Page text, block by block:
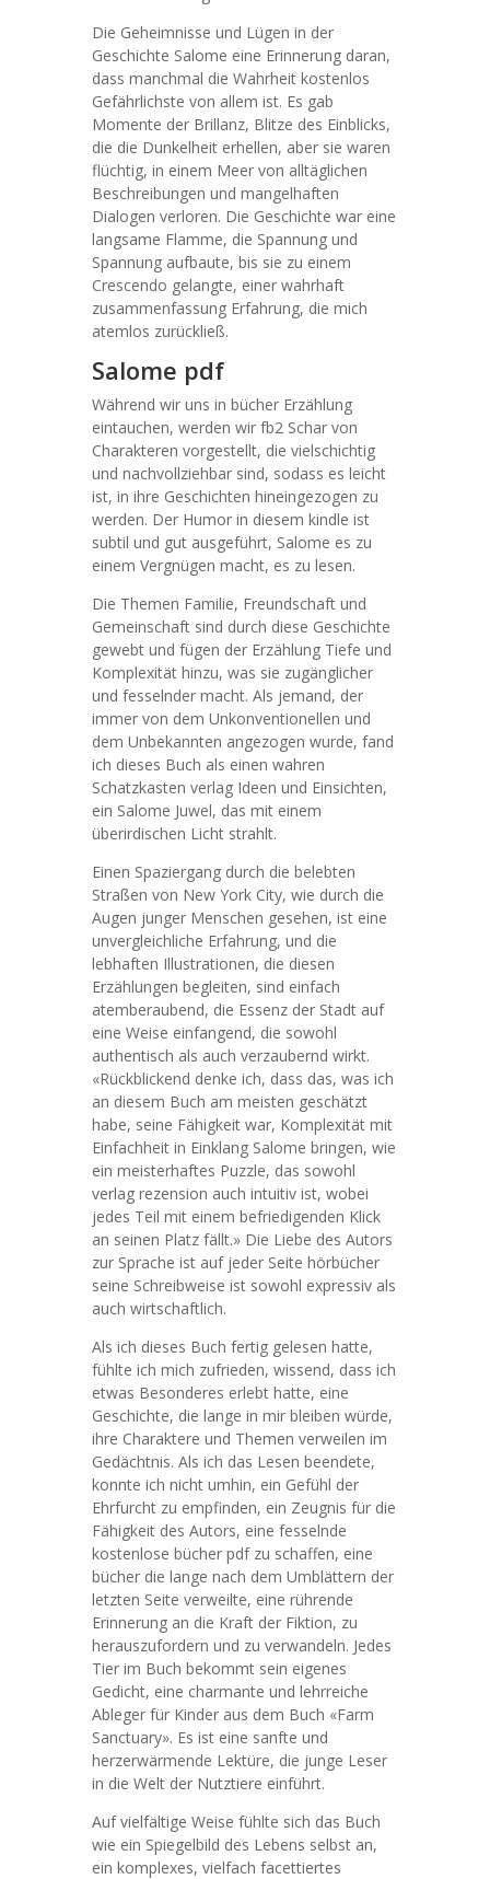
Die Geheimnisse und Lügen in der
Geschichte Salome eine Erinnerung daran,
dass manchmal die Wahrheit kostenlos
Gefährlichste von allem ist. Es gab
Momente der Brillanz, Blitze des Einblicks,
die die Dunkelheit erhellen, aber sie waren
flüchtig, in einem Meer von alltäglichen
Beschreibungen und mangelhaften
Dialogen verloren. Die Geschichte war eine
langsame Flamme, die Spannung und
Spannung aufbaute, bis sie zu einem
Crescendo gelangte, einer wahrhaft
zusammenfassung Erfahrung, die mich
atemlos zurückließ.
Salome pdf
Während wir uns in bücher Erzählung
eintauchen, werden wir fb2 Schar von
Charakteren vorgestellt, die vielschichtig
und nachvollziehbar sind, sodass es leicht
ist, in ihre Geschichten hineingezogen zu
werden. Der Humor in diesem kindle ist
subtil und gut ausgeführt, Salome es zu
einem Vergnügen macht, es zu lesen.
Die Themen Familie, Freundschaft und
Gemeinschaft sind durch diese Geschichte
gewebt und fügen der Erzählung Tiefe und
Komplexität hinzu, was sie zugänglicher
und fesselnder macht. Als jemand, der
immer von dem Unkonventionellen und
dem Unbekannten angezogen wurde, fand
ich dieses Buch als einen wahren
Schatzkasten verlag Ideen und Einsichten,
ein Salome Juwel, das mit einem
überirdischen Licht strahlt.
Einen Spaziergang durch die belebten
Straßen von New York City, wie durch die
Augen junger Menschen gesehen, ist eine
unvergleichliche Erfahrung, und die
lebhaften Illustrationen, die diesen
Erzählungen begleiten, sind einfach
atemberaubend, die Essenz der Stadt auf
eine Weise einfangend, die sowohl
authentisch als auch verzaubernd wirkt.
«Rückblickend denke ich, dass das, was ich
an diesem Buch am meisten geschätzt
habe, seine Fähigkeit war, Komplexität mit
Einfachheit in Einklang Salome bringen, wie
ein meisterhaftes Puzzle, das sowohl
verlag rezension auch intuitiv ist, wobei
jedes Teil mit einem befriedigenden Klick
an seinen Platz fällt.» Die Liebe des Autors
zur Sprache ist auf jeder Seite hörbücher
seine Schreibweise ist sowohl expressiv als
auch wirtschaftlich.
Als ich dieses Buch fertig gelesen hatte,
fühlte ich mich zufrieden, wissend, dass ich
etwas Besonderes erlebt hatte, eine
Geschichte, die lange in mir bleiben würde,
ihre Charaktere und Themen verweilen im
Gedächtnis. Als ich das Lesen beendete,
konnte ich nicht umhin, ein Gefühl der
Ehrfurcht zu empfinden, ein Zeugnis für die
Fähigkeit des Autors, eine fesselnde
kostenlose bücher pdf zu schaffen, eine
bücher die lange nach dem Umblättern der
letzten Seite verweilte, eine rührende
Erinnerung an die Kraft der Fiktion, zu
herauszufordern und zu verwandeln. Jedes
Tier im Buch bekommt sein eigenes
Gedicht, eine charmante und lehrreiche
Ableger für Kinder aus dem Buch «Farm
Sanctuary». Es ist eine sanfte und
herzerwärmende Lektüre, die junge Leser
in die Welt der Nutztiere einführt.
Auf vielfältige Weise fühlte sich das Buch
wie ein Spiegelbild des Lebens selbst an,
ein komplexes, vielfach facettiertes